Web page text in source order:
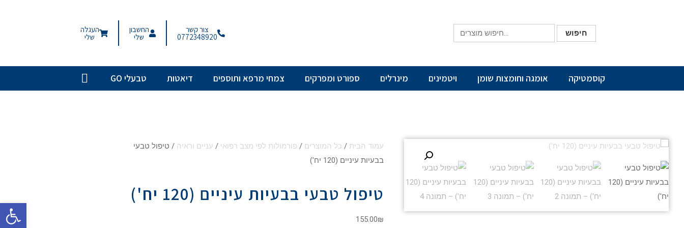
פתח
חיפוש צור קשר
0772348920
החשבון
שלי
העגלה
שלי
קוסמטיקה אומגה וחומצות שומן ויטמינים מינרלים ספורט ומפרקים צמחי מרפא ותוספים דיאטות טבעלי GO
עמוד הבית / כל המוצרים / פורמולות לפי מצב רפואי / עניים וראיה / טיפול טבעי
בבעיות עיניים (120 יח')
טיפול טבעי בבעיות עיניים (120 יח')
155.00₪